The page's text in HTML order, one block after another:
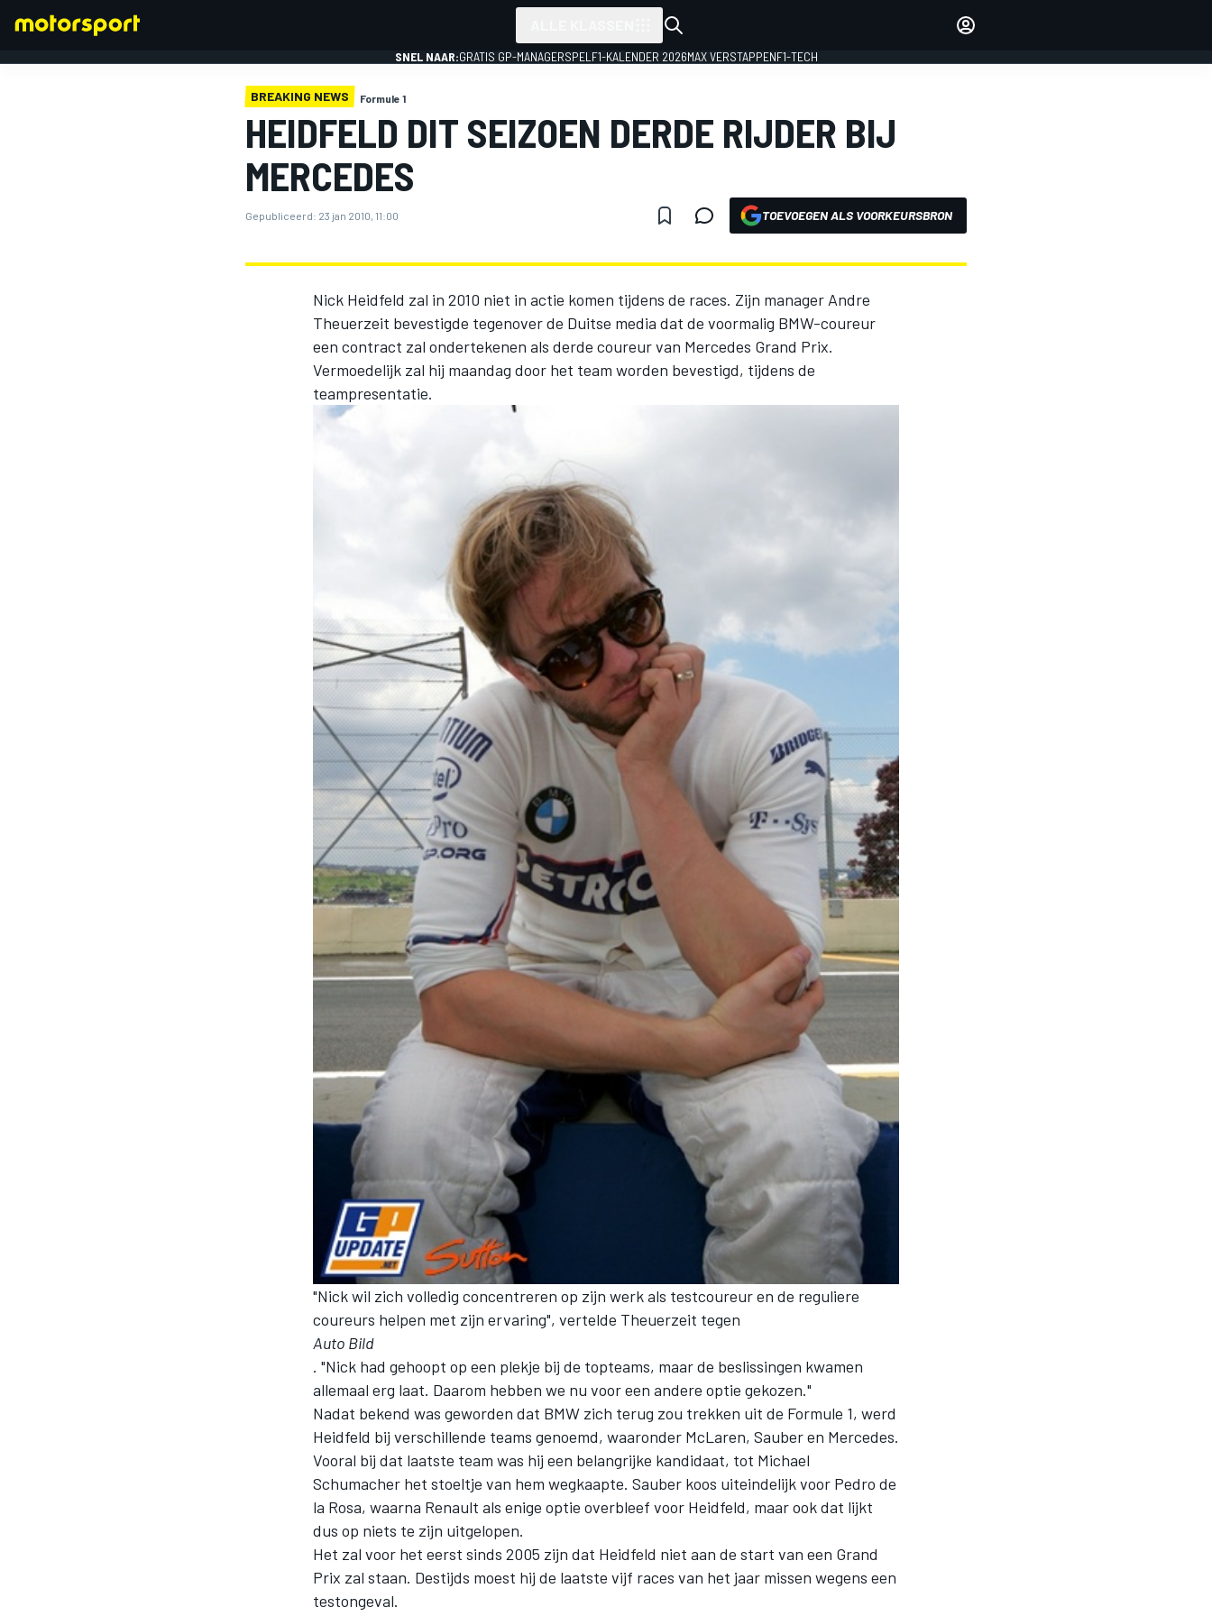
SNEL NAAR:GRATIS GP-MANAGERSPEL F1-KALENDER 2026MAX VERSTAPPENF1-TECH
BREAKING NEWS Formule 1
HEIDFELD DIT SEIZOEN DERDE RIJDER BIJ
MERCEDES
Gepubliceerd: 23 jan 2010, 11:00 TOEVOEGEN ALS VOORKEURSBRON
Nick Heidfeld zal in 2010 niet in actie komen tijdens de races. Zijn manager Andre
Theuerzeit bevestigde tegenover de Duitse media dat de voormalig BMW-coureur
een contract zal ondertekenen als derde coureur van Mercedes Grand Prix.
Vermoedelijk zal hij maandag door het team worden bevestigd, tijdens de
teampresentatie.
"Nick wil zich volledig concentreren op zijn werk als testcoureur en de reguliere
coureurs helpen met zijn ervaring", vertelde Theuerzeit tegen
Auto Bild
. "Nick had gehoopt op een plekje bij de topteams, maar de beslissingen kwamen
allemaal erg laat. Daarom hebben we nu voor een andere optie gekozen."
Nadat bekend was geworden dat BMW zich terug zou trekken uit de Formule 1, werd
Heidfeld bij verschillende teams genoemd, waaronder McLaren, Sauber en Mercedes.
Vooral bij dat laatste team was hij een belangrijke kandidaat, tot Michael
Schumacher het stoeltje van hem wegkaapte. Sauber koos uiteindelijk voor Pedro de
la Rosa, waarna Renault als enige optie overbleef voor Heidfeld, maar ook dat lijkt
dus op niets te zijn uitgelopen.
Het zal voor het eerst sinds 2005 zijn dat Heidfeld niet aan de start van een Grand
Prix zal staan. Destijds moest hij de laatste vijf races van het jaar missen wegens een
testongeval.